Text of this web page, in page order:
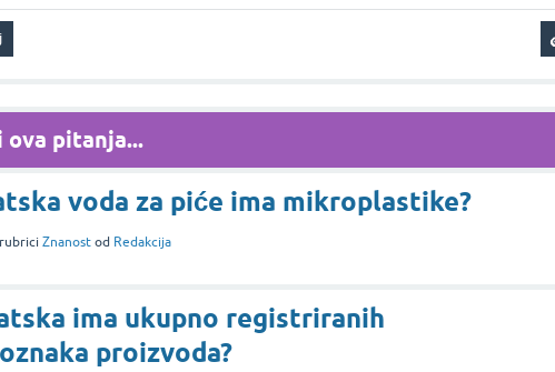
ova pitanja...
voda za piće ima mikroplastike?
Znanost od Redakcija
ima ukupno registriranih
proizvoda?